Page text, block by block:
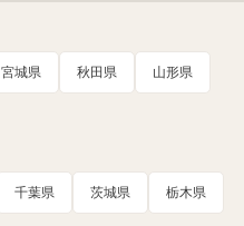
宮城県 秋田県 山形県
千葉県 茨城県 栃木県